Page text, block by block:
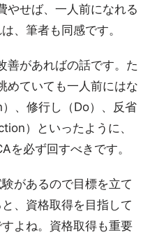
やせば、一人前になれる
、筆者も同感です。
善があればの話です。た
めていても一人前にはな
、修行し（Do）、反省
）といったように、
を必ず回すべきです。
があるので目標を立て
、資格取得を目指して
よね。資格取得も重要